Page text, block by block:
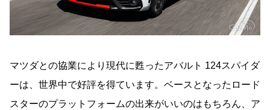
マツダとの協業により現代に甦ったアバルト 124スパイダ
ーは、世界中で好評を得ています。ベースとなったロード
スターのプラットフォームの出来がいいのはもちろん、ア